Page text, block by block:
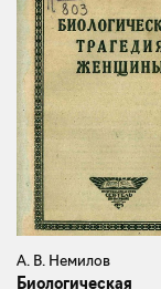
А. В. Немилов
Биологическая